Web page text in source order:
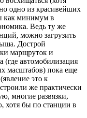
одно из красивейших
как минимум в
Ведь ту же
можно загрузить
Дострой
марщруток и
(где автомобилизация
масштабов) пока еще
это к
же практически
многие развязки,
хотя бы по станции в